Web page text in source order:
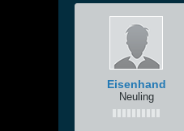
Eisenhand
Neuling